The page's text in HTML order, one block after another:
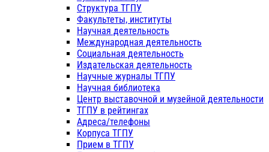
Структура ТГПУ
Факультеты, институты
Научная деятельность
Международная деятельность
Социальная деятельность
Издательская деятельность
Научные журналы ТГПУ
Научная библиотека
Центр выставочной и музейной деятельности
ТГПУ в рейтингах
Адреса/телефоны
Корпуса ТГПУ
Прием в ТГПУ